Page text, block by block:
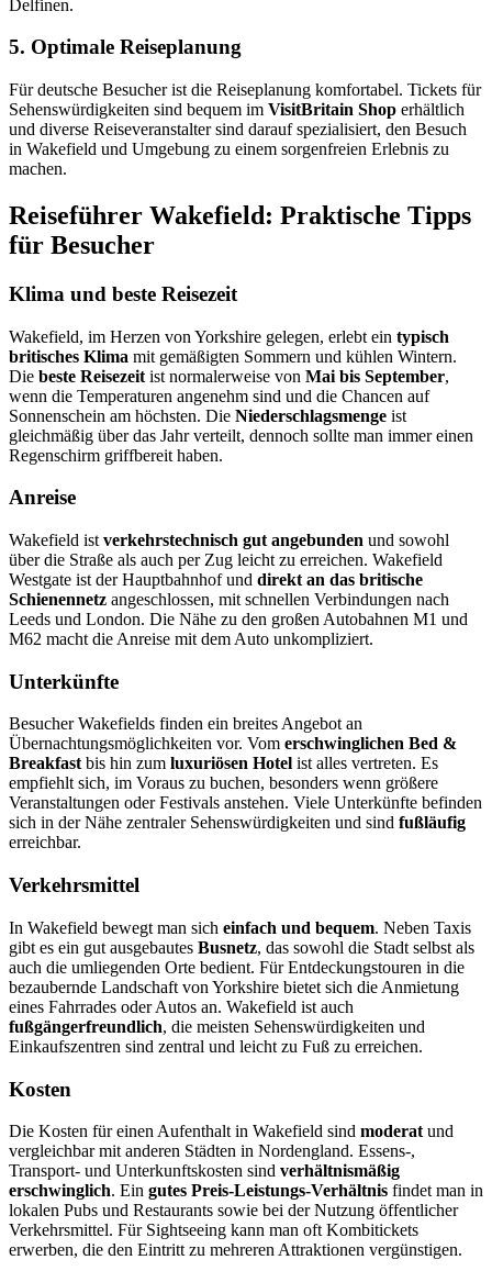
Delfinen.
5. Optimale Reiseplanung
Für deutsche Besucher ist die Reiseplanung komfortabel. Tickets für
Sehenswürdigkeiten sind bequem im VisitBritain Shop erhältlich
und diverse Reiseveranstalter sind darauf spezialisiert, den Besuch
in Wakefield und Umgebung zu einem sorgenfreien Erlebnis zu
machen.
Reiseführer Wakefield: Praktische Tipps
für Besucher
Klima und beste Reisezeit
Wakefield, im Herzen von Yorkshire gelegen, erlebt ein typisch
britisches Klima mit gemäßigten Sommern und kühlen Wintern.
Die beste Reisezeit ist normalerweise von Mai bis September,
wenn die Temperaturen angenehm sind und die Chancen auf
Sonnenschein am höchsten. Die Niederschlagsmenge ist
gleichmäßig über das Jahr verteilt, dennoch sollte man immer einen
Regenschirm griffbereit haben.
Anreise
Wakefield ist verkehrstechnisch gut angebunden und sowohl
über die Straße als auch per Zug leicht zu erreichen. Wakefield
Westgate ist der Hauptbahnhof und direkt an das britische
Schienennetz angeschlossen, mit schnellen Verbindungen nach
Leeds und London. Die Nähe zu den großen Autobahnen M1 und
M62 macht die Anreise mit dem Auto unkompliziert.
Unterkünfte
Besucher Wakefields finden ein breites Angebot an
Übernachtungsmöglichkeiten vor. Vom erschwinglichen Bed &
Breakfastbis hin zum luxuriösen Hotel ist alles vertreten. Es
empfiehlt sich, im Voraus zu buchen, besonders wenn größere
Veranstaltungen oder Festivals anstehen. Viele Unterkünfte befinden
sich in der Nähe zentraler Sehenswürdigkeiten und sind fußläufig
erreichbar.
Verkehrsmittel
In Wakefield bewegt man sich einfach und bequem. Neben Taxis
gibt es ein gut ausgebautes Busnetz, das sowohl die Stadt selbst als
auch die umliegenden Orte bedient. Für Entdeckungstouren in die
bezaubernde Landschaft von Yorkshire bietet sich die Anmietung
eines Fahrrades oder Autos an. Wakefield ist auch
fußgängerfreundlich, die meisten Sehenswürdigkeiten und
Einkaufszentren sind zentral und leicht zu Fuß zu erreichen.
Kosten
Die Kosten für einen Aufenthalt in Wakefield sind moderat und
vergleichbar mit anderen Städten in Nordengland. Essens-,
Transport- und Unterkunftskosten sind verhältnismäßig
erschwinglich. Ein gutes Preis-Leistungs-Verhältnis findet man in
lokalen Pubs und Restaurants sowie bei der Nutzung öffentlicher
Verkehrsmittel. Für Sightseeing kann man oft Kombitickets
erwerben, die den Eintritt zu mehreren Attraktionen vergünstigen.